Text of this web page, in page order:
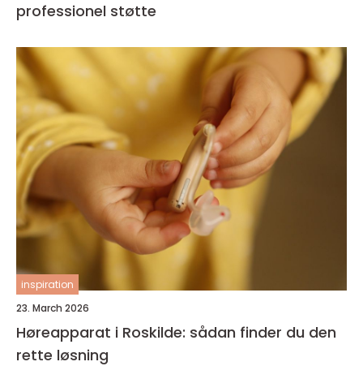
professionel støtte
inspiration
23. March 2026
Høreapparat i Roskilde: sådan finder du den
rette løsning